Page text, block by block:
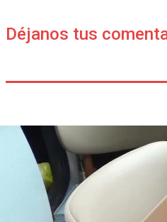
Déjanos tus